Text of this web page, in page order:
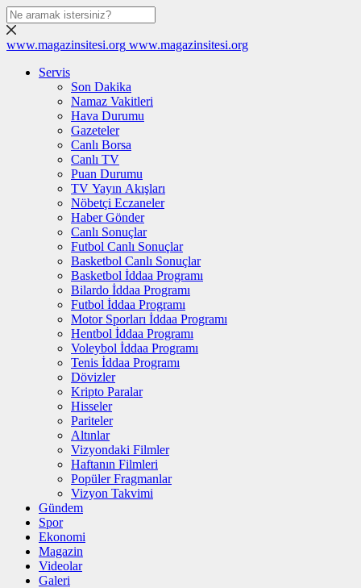
www.magazinsitesi.org www.magazinsitesi.org
Servis
Son Dakika
Namaz Vakitleri
Hava Durumu
Gazeteler
Canlı Borsa
Canlı TV
Puan Durumu
TV Yayın Akışları
Nöbetçi Eczaneler
Haber Gönder
Canlı Sonuçlar
Futbol Canlı Sonuçlar
Basketbol Canlı Sonuçlar
Basketbol İddaa Programı
Bilardo İddaa Programı
Futbol İddaa Programı
Motor Sporları İddaa Programı
Hentbol İddaa Programı
Voleybol İddaa Programı
Tenis İddaa Programı
Dövizler
Kripto Paralar
Hisseler
Pariteler
Altınlar
Vizyondaki Filmler
Haftanın Filmleri
Popüler Fragmanlar
Vizyon Takvimi
Gündem
Spor
Ekonomi
Magazin
Videolar
Galeri